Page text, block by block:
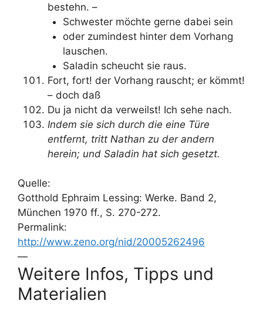
bestehn. –
Schwester möchte gerne dabei sein
oder zumindest hinter dem Vorhang
lauschen.
Saladin scheucht sie raus.
Fort, fort! der Vorhang rauscht; er kömmt!
– doch daß
Du ja nicht da verweilst! Ich sehe nach.
Indem sie sich durch die eine Türe
entfernt, tritt Nathan zu der andern
herein; und Saladin hat sich gesetzt.
Quelle:
Gotthold Ephraim Lessing: Werke. Band 2,
München 1970 ff., S. 270-272.
Permalink:
http://www.zeno.org/nid/20005262496
—
Weitere Infos, Tipps und
Materialien